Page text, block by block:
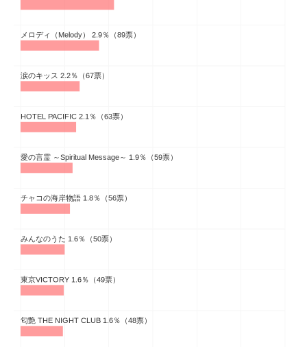
エネルギーの専門メディア
建設×テクノロジーの最前線
ちょっと気になるネットの話題